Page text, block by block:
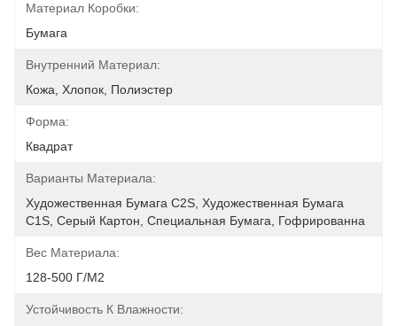
Материал Коробки:
Бумага
Внутренний Материал:
Кожа, Хлопок, Полиэстер
Форма:
Квадрат
Варианты Материала:
Художественная Бумага C2S, Художественная Бумага
C1S, Серый Картон, Специальная Бумага, Гофрированна
Вес Материала:
128-500 Г/м2
Устойчивость К Влажности: